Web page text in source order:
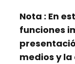
Nota : En
funciones
medios y